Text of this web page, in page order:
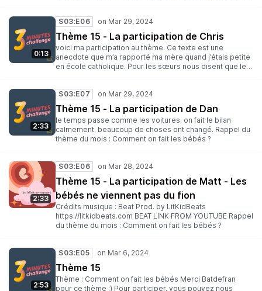
Rappel du thème du mois : Comment on fait les bébés ?
0:13
S03:E06
Thème 15 - La participation de Chris
voici ma participation au thème. Ce texte est une
anecdote que m’a rapporté ma mère quand j’étais petite
en école catholique. Pour les sœurs nous disent que les
Comment on fait les bébés ?
2:33
S03:E07
Thème 15 - La participation de Dan
le temps passe comme les voitures. on fait le bilan
calmement. beaucoup de choses ont changé. Rappel du
thème du mois : Comment on fait les bébés ?
2:33
S03:E06
Thème 15 - La participation de Matt - Les
bébés ne viennent pas du fion
Crédits musique : Beat Prod. by LitKidBeats
https://litkidbeats.com BEAT LINK FROM YOUTUBE Rappel
du thème du mois : Comment on fait les bébés ?
2:53
S03:E05
Thème 15
Thème : Comment on fait les bébés Merci Batdefran
pour ce thème :) Pour participer, vous pouvez nous